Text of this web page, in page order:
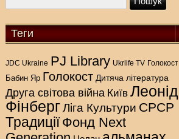
Теги
JDC Ukraine PJ Library Ukrlife TV Голокост
Бабин Яр Голокост Дитяча література
Друга світова війна Київ Леонід
Фінберг Ліга Культури СРСР
ТрадиціїФонд Next